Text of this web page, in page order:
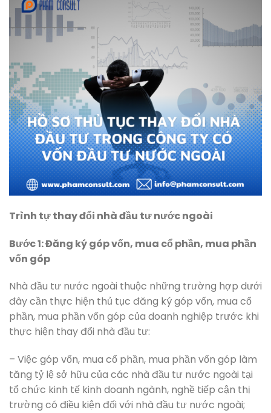
Trình tự thay đổi nhà đầu tư nước ngoài
Bước 1: Đăng ký góp vốn, mua cổ phần, mua phần
vốn góp
Nhà đầu tư nước ngoài thuộc những trường hợp dưới
đây cần thực hiện thủ tục đăng ký góp vốn, mua cổ
phần, mua phần vốn góp của doanh nghiệp trước khi
thực hiện thay đổi nhà đầu tư:
– Việc góp vốn, mua cổ phần, mua phần vốn góp làm
tăng tỷ lệ sở hữu của các nhà đầu tư nước ngoài tại
tổ chức kinh tế kinh doanh ngành, nghề tiếp cận thị
trường có điều kiện đối với nhà đầu tư nước ngoài;